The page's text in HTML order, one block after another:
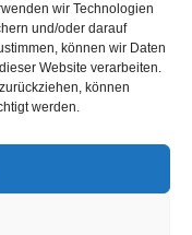
wir Technologien
und/oder darauf
können wir Daten
Website verarbeiten.
können
werden.
Österreich